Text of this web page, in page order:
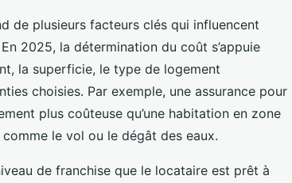
de plusieurs facteurs clés qui influencent
2025, la détermination du coût s’appuie
la superficie, le type de logement
choisies. Par exemple, une assurance pour
plus coûteuse qu’une habitation en zone
le vol ou le dégât des eaux.
de franchise que le locataire est prêt à